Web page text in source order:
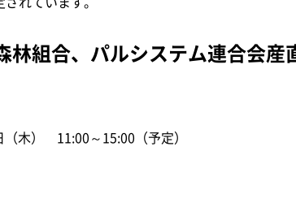
林組合、パルシステム連合会産
（木） 11:00～15:00（予定）